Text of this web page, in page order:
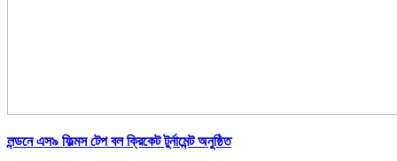
লন্ডনে এস৯ ফিল্মস টেপ বল ক্রিকেট টুর্নামেন্ট অনুষ্ঠিত